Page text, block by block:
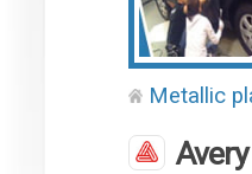
Metallic